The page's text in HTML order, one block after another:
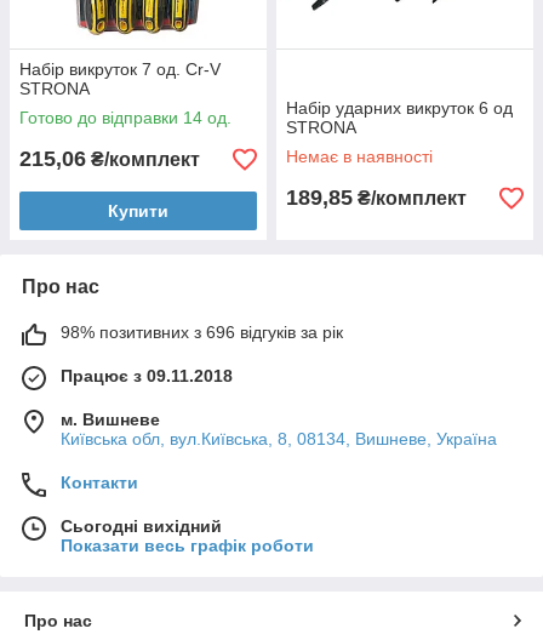
Набір викруток 7 од. Cr-V
STRONA
Готово до відправки 14 од.
215,06 ₴/комплект
Купити
Набір ударних викруток 6 од
STRONA
Немає в наявності
189,85 ₴/комплект
Про нас
98% позитивних з 696 відгуків за рік
Працює з 09.11.2018
м. Вишневе
Київська обл, вул.Київська, 8, 08134, Вишневе, Україна
Контакти
Сьогодні вихідний
Показати весь графік роботи
Про нас